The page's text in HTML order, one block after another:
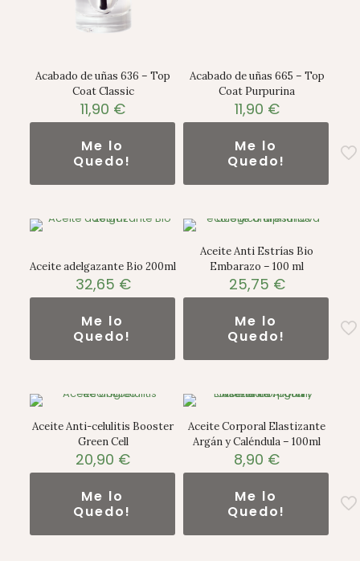
Acabado de uñas 636 – Top
Coat Classic
11,90 €
Me lo
Quedo!
Acabado de uñas 665 – Top
Coat Purpurina
11,90 €
Me lo
Quedo!
Aceite adelgazante Bio 200ml
32,65 €
Me lo
Quedo!
Aceite Anti Estrías Bio
Embarazo – 100 ml
25,75 €
Me lo
Quedo!
Aceite Anti-celulitis Booster
Green Cell
20,90 €
Me lo
Quedo!
Aceite Corporal Elastizante
Argán y Caléndula – 100ml
8,90 €
Me lo
Quedo!